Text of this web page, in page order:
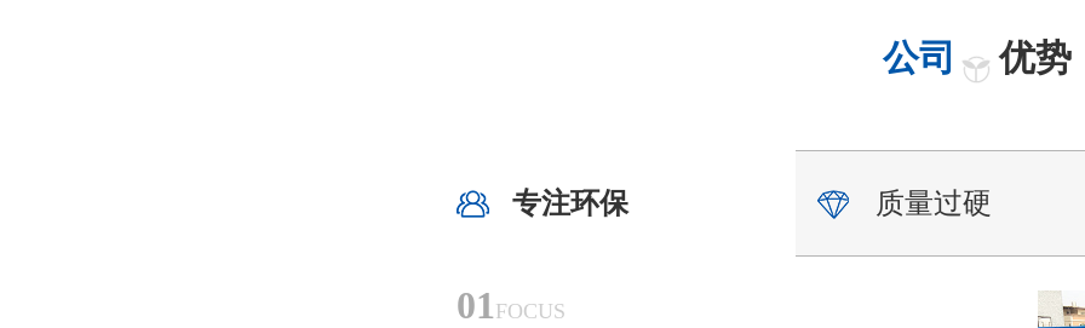
公司 优势
专注环保 质量过硬
01FOCUS